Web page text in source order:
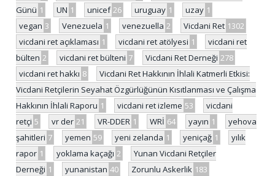
Günü 1 UN 1 unicef 26 uruguay 1 uzay 1
vegan 3 Venezuela 1 venezuella 2 Vicdani Ret 1302
vicdani ret açıklaması 1 vicdani ret atölyesi 1
vicdani ret
bülten 2 vicdani ret bülteni 7 Vicdani Ret Derneği 278
vicdani ret hakkı 8
Vicdani Ret Hakkının İhlali Katmerli Etkisi:
Vicdani Retçilerin Seyahat Özgürlüğünün Kısıtlanması ve Çalışma
Hakkının İhlali Raporu 1 vicdani ret izleme 53
vicdani
retçi 5 vr der 21 VR-DDER 1 WRİ 64 yayın 1
yehova
şahitleri 7 yemen 59 yeni zelanda 1 yeniçağ 1
yılık
rapor 1 yoklama kaçağı 2
Yunan Vicdani Retçiler
Derneği 1 yunanistan 40 Zorunlu Askerlik 183